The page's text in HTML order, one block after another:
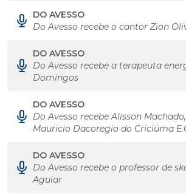
DO AVESSO
Do Avesso recebe o cantor Zion
DO AVESSO
Do Avesso recebe a terapeuta
Domingos
DO AVESSO
Do Avesso recebe Alisson
Mauricio Dacoregio do Criciúma
DO AVESSO
Do Avesso recebe o professor de
Aguiar